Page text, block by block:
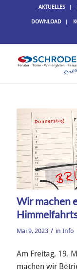
AKTUELLES
DOWNLOAD
Wir machen
Mai 9, 2023 / in Info
Am Freitag, 19.
machen wir